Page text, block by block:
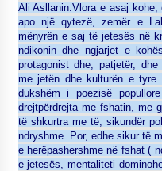
Ali Asllanin.Vlora e asaj
apo një qytezë, zemër e
mënyrën e saj të jetesës në
ndikonin dhe ngjarjet e
protagonist dhe, patjetër,
me jetën dhe kulturën e
dukshëm i poezisë
drejtpërdrejta me fshatin, me
të shkurtra me të, sikundër
ndryshme. Por, edhe sikur të
e herëpashershme në fshat (
e jetesës, mentaliteti